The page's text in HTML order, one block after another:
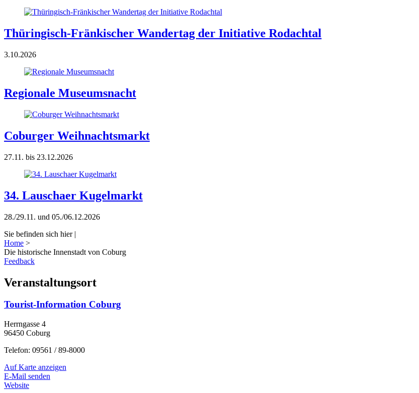
Thüringisch-Fränkischer Wandertag der Initiative Rodachtal
3.10.2026
Regionale Museumsnacht
Coburger Weihnachtsmarkt
27.11. bis 23.12.2026
34. Lauschaer Kugelmarkt
28./29.11. und 05./06.12.2026
Sie befinden sich hier |
Home >
Die historische Innenstadt von Coburg
Feedback
Veranstaltungsort
Tourist-Information Coburg
Herrngasse 4
96450 Coburg
Telefon: 09561 / 89-8000
Auf Karte anzeigen
E-Mail senden
Website